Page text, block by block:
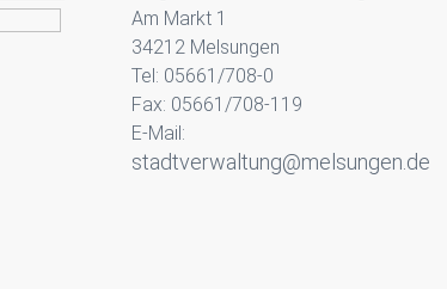
Am Markt 1
34212 Melsungen
Tel: 05661/708-0
Fax: 05661/708-119
E-Mail:
stadtverwaltung@melsungen.de